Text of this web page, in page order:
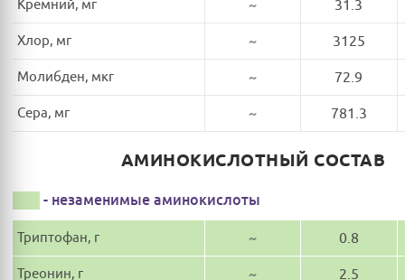
Кремний, мг ~ 31.3
Хлор, мг ~ 3125
Молибден, мкг ~ 72.9
Сера, мг ~ 781.3
АМИНОКИСЛОТНЫЙ СОСТАВ
- незаменимые аминокислоты
Триптофан, г ~ 0.8
Треонин, г ~ 2.5